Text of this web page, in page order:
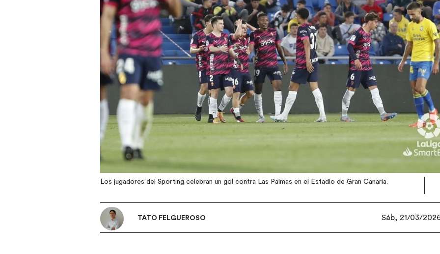
Los jugadores del Sporting celebran un gol contra Las Palmas en el Estadio de Gran Canaria.
TATO FELGUEROSO Sáb, 21/03/